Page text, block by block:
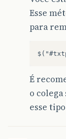
Esse
para
É
o
esse